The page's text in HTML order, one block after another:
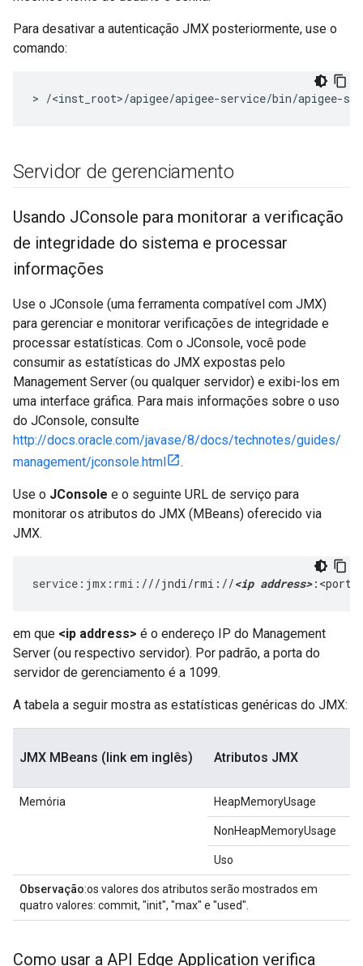
Para desativar a autenticação JMX posteriormente, use o
comando:
> /<inst_root>/apigee/apigee-service/bin/apigee-
Servidor de gerenciamento
Usando JConsole para monitorar a verificação
de integridade do sistema e processar
informações
Use o JConsole (uma ferramenta compatível com JMX)
para gerenciar e monitorar verificações de integridade e
processar estatísticas. Com o JConsole, você pode
consumir as estatísticas do JMX expostas pelo
Management Server (ou qualquer servidor) e exibi-los em
uma interface gráfica. Para mais informações sobre o uso
do JConsole, consulte
http://docs.oracle.com/javase/8/docs/technotes/guides/
management/jconsole.html
.
Use o JConsole e o seguinte URL de serviço para
monitorar os atributos do JMX (MBeans) oferecido via
JMX.
service : jmx : rmi : ///jndi/rmi://<ip address>
em que <ip address> é o endereço IP do Management
Server (ou respectivo servidor). Por padrão, a porta do
servidor de gerenciamento é a 1099.
A tabela a seguir mostra as estatísticas genéricas do JMX:
JMX MBeans (link em inglês) Atributos JMX
Memória HeapMemoryUsage
NonHeapMemoryUsage
Uso
Observação:os valores dos atributos serão mostrados em
quatro valores: commit, "init", "max" e "used".
Como usar a API Edge Application verifica